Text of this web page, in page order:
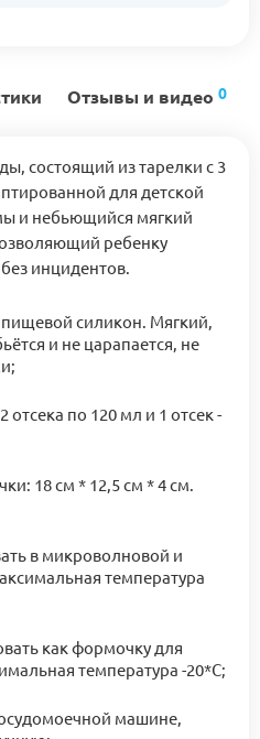
Отзывы и видео 0
состоящий из тарелки с 3
для детской
и небьющийся мягкий
ребенку
инцидентов.
силикон. Мягкий,
и не царапается, не
по 120 мл и 1 отсек -
18 см * 12,5 см * 4 см.
в микроволновой и
температура
как формочку для
температура -20*С;
машине,